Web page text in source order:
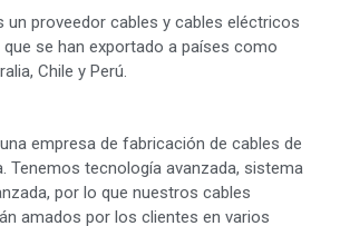
un proveedor cables y cables eléctricos
que se han exportado a países como
Chile y Perú.
empresa de fabricación de cables de
Tenemos tecnología avanzada, sistema
por lo que nuestros cables
amados por los clientes en varios